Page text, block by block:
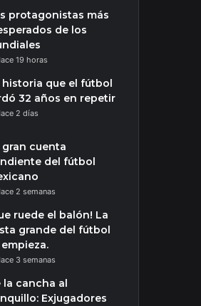
protagonistas más
de los
19 horas
historia que el fútbol
32 años en repetir
2 días
gran cuenta
del fútbol
2 semanas
ruede el balón! La
grande del fútbol
3 semanas
la cancha al
Exjugadores